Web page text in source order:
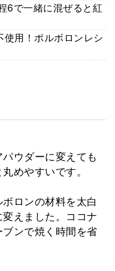
6で一緒に混ぜると紅
用！ポルボロンレシ
ウダーに変えても
めやすいです。
ロンの材料を太白
えました。ココナ
ンで焼く時間を省